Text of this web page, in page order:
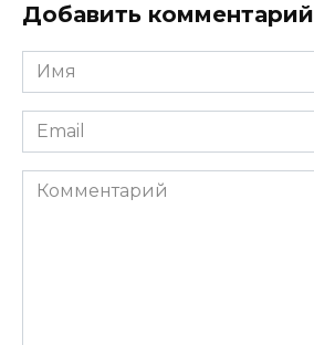
Добавить комментарий
Имя
*
Email
*
Комментарий